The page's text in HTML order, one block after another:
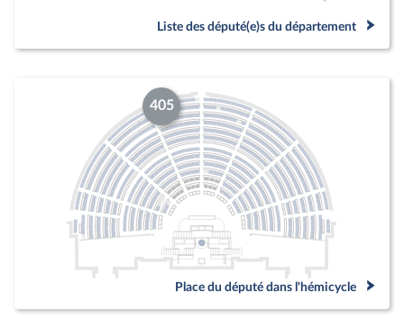
Liste des député(e)s du département
405
Place du député dans l'hémicycle